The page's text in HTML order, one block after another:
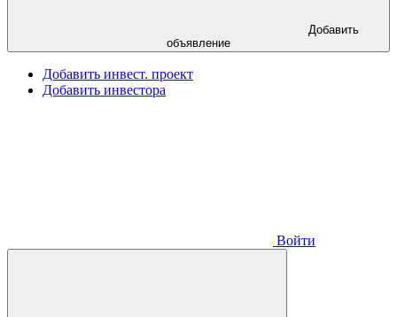
объявление
Добавить инвест. проект
Добавить инвестора
Войти